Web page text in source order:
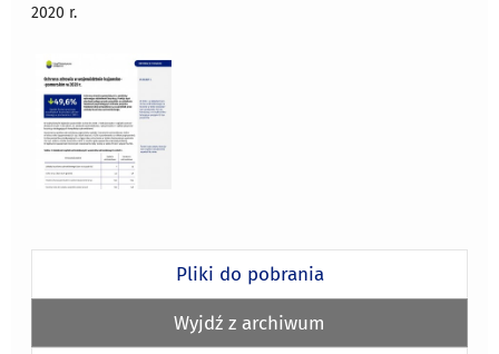
2020 r.
Pliki do pobrania
Wyjdź z archiwum